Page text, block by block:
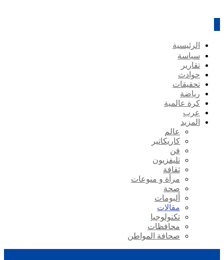
الرئيسية
سياسة
تقارير
حوادث
تحقيقات
رياضة
كرة عالمية
عرب
المزيد
عالم
كاريكاتير
فن
تليفزيون
ثقافة
مرأة و منوعات
صحة
ألبومات
مقالات
تكنولوجيا
محافظات
صحافة المواطن